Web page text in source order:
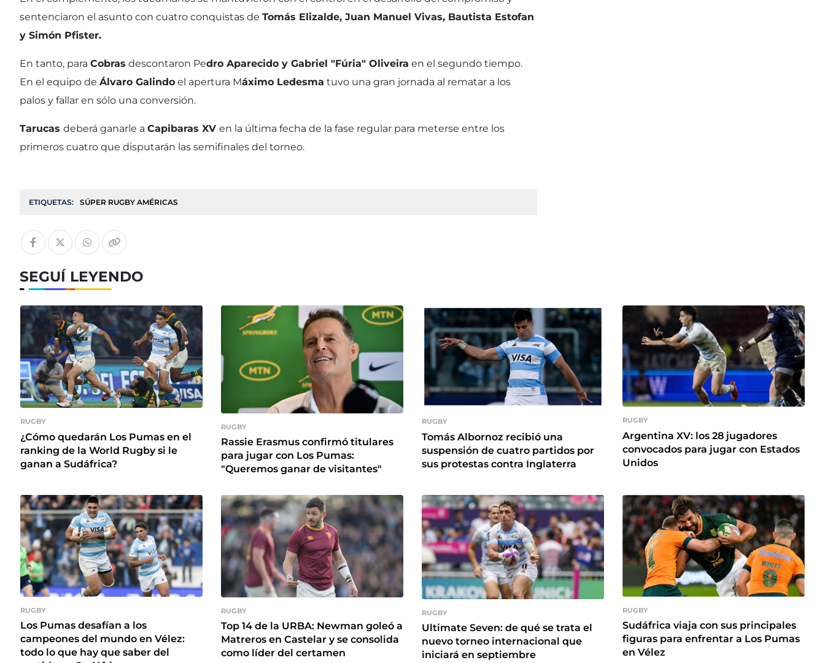
sentenciaron el asunto con cuatro conquistas de Tomás Elizalde, Juan Manuel Vivas, Bautista Estofan
y Simón Pfister.
En tanto, para Cobras descontaron Pedro Aparecido y Gabriel "Fúria" Oliveira en el segundo tiempo.
En el equipo de Álvaro Galindo el apertura Máximo Ledesma tuvo una gran jornada al rematar a los
palos y fallar en sólo una conversión.
Tarucas deberá ganarle a Capibaras XV en la última fecha de la fase regular para meterse entre los
primeros cuatro que disputarán las semifinales del torneo.
ETIQUETAS: SÚPER RUGBY AMÉRICAS
SEGUÍ LEYENDO
RUGBY
¿Cómo quedarán Los Pumas en el
ranking de la World Rugby si le
ganan a Sudáfrica?
RUGBY
Rassie Erasmus confirmó titulares
para jugar con Los Pumas:
"Queremos ganar de visitantes"
RUGBY
Tomás Albornoz recibió una
suspensión de cuatro partidos por
sus protestas contra Inglaterra
RUGBY
Argentina XV: los 28 jugadores
convocados para jugar con Estados
Unidos
RUGBY
Los Pumas desafían a los
campeones del mundo en Vélez:
todo lo que hay que saber del
RUGBY
Top 14 de la URBA: Newman goleó a
Matreros en Castelar y se consolida
como líder del certamen
RUGBY
Ultimate Seven: de qué se trata el
nuevo torneo internacional que
iniciará en septiembre
RUGBY
Sudáfrica viaja con sus principales
figuras para enfrentar a Los Pumas
en Vélez